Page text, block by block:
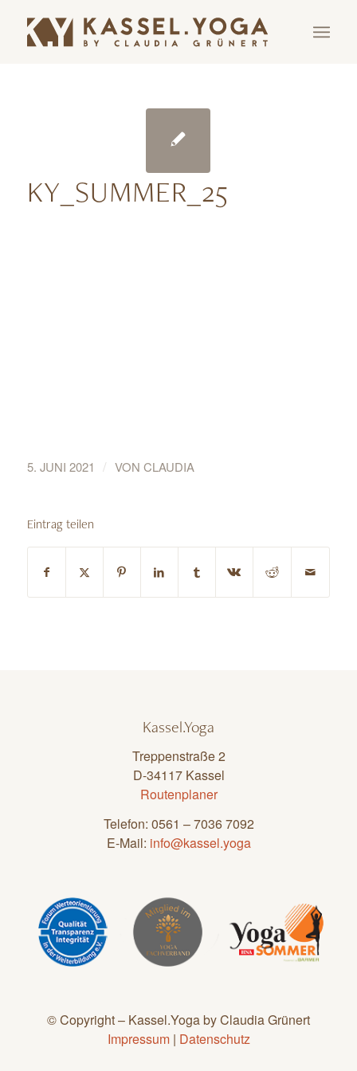
KY_SUMMER_25
5. JUNI 2021 / VON CLAUDIA
Eintrag teilen
Kassel.Yoga
Treppenstraße 2
D-34117 Kassel
Routenplaner
Telefon: 0561 – 7036 7092
E-Mail: info@kassel.yoga
© Copyright – Kassel.Yoga by Claudia Grünert
Impressum| Datenschutz